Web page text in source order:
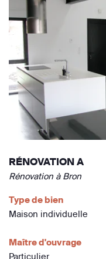
RÉNOVATION A
Rénovation à Bron
Type de bien
Maison individuelle
Maître d'ouvrage
Particulier